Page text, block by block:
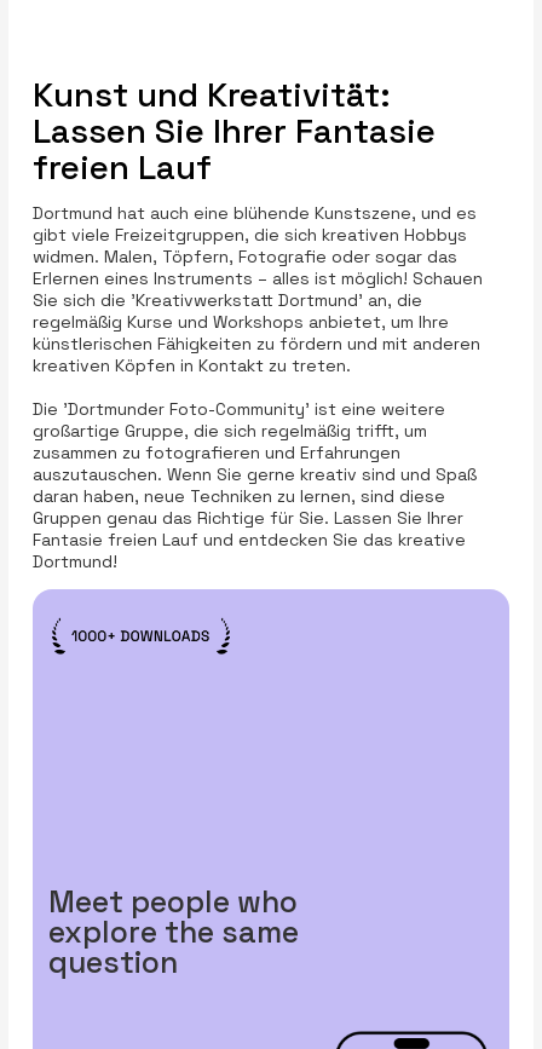
Kunst und Kreativität:
Lassen Sie Ihrer Fantasie
freien Lauf
Dortmund hat auch eine blühende Kunstszene, und es
gibt viele Freizeitgruppen, die sich kreativen Hobbys
widmen. Malen, Töpfern, Fotografie oder sogar das
Erlernen eines Instruments – alles ist möglich! Schauen
Sie sich die 'Kreativwerkstatt Dortmund' an, die
regelmäßig Kurse und Workshops anbietet, um Ihre
künstlerischen Fähigkeiten zu fördern und mit anderen
kreativen Köpfen in Kontakt zu treten.
Die 'Dortmunder Foto-Community' ist eine weitere
großartige Gruppe, die sich regelmäßig trifft, um
zusammen zu fotografieren und Erfahrungen
auszutauschen. Wenn Sie gerne kreativ sind und Spaß
daran haben, neue Techniken zu lernen, sind diese
Gruppen genau das Richtige für Sie. Lassen Sie Ihrer
Fantasie freien Lauf und entdecken Sie das kreative
Dortmund!
Meet people who
explore the same
question